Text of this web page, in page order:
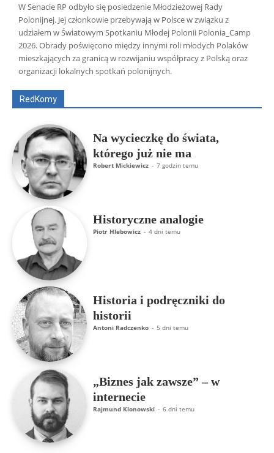
W Senacie RP odbyło się posiedzenie Młodzieżowej Rady
Polonijnej. Jej członkowie przebywają w Polsce w związku z
udziałem w Światowym Spotkaniu Młodej Polonii Polonia_Camp
2026. Obrady poświęcono między innymi roli młodych Polaków
mieszkających za granicą w rozwijaniu współpracy z Polską oraz
organizacji lokalnych spotkań polonijnych.
RedKomy
Wszyscy Aleksander Borowik
Antoni Radczenko
Artur Płokszto
Grzegorz Górny
ks. Jarosław Wąsowicz SDB
Na wycieczkę do świata,
którego już nie ma
Robert Mickiewicz - 7 godzin temu
Historyczne analogie
Piotr Hlebowicz - 4 dni temu
Historia i podręczniki do
historii
Antoni Radczenko - 5 dni temu
„Biznes jak zawsze” – w
internecie
Rajmund Klonowski - 6 dni temu